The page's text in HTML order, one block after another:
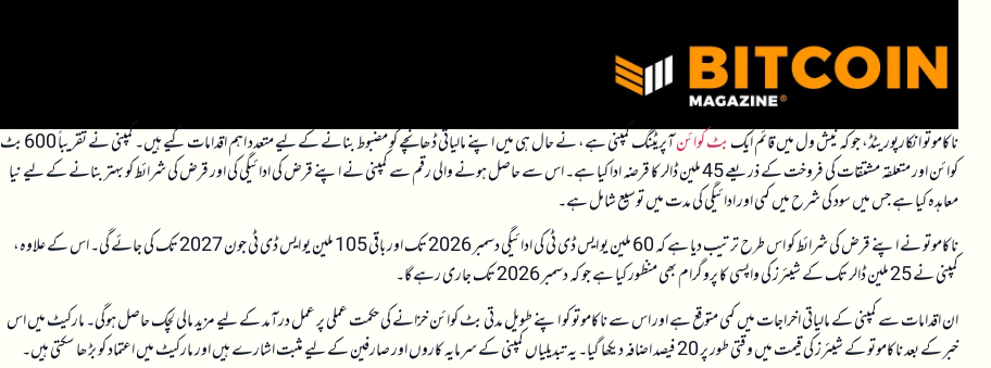
ناکاموتو انکارپوریٹڈ، جو کہ نیش ول میں قائم ایکبٹ کوائن
آپریٹنگ کمپنی ہے، نے حال ہی میں اپنے مالیاتی ڈھانچے کو مضبوط بنانے کے لیے متعدد اہم اقدامات کیے ہیں۔ کمپنی نے تقریباً 600 بٹ
کوائن اور متعلقہ مشتقات کی فروخت کے ذریعے 45 ملین ڈالر کا قرضہ ادا کیا ہے۔ اس سے حاصل ہونے والی رقم سے کمپنی نے اپنے قرض کی ادائیگی کی اور قرض کی شرائط کو بہتر بنانے کے لیے نیا
معاہدہ کیا ہے جس میں سود کی شرح میں کمی اور ادائیگی کی مدت میں توسیع شامل ہے۔
ناکاموتو نے اپنے قرض کی شرائط کو اس طرح ترتیب دیا ہے کہ 60 ملین یو ایس ڈی ٹی کی ادائیگی دسمبر 2026 تک اور باقی 105 ملین یو ایس ڈی ٹی جون 2027 تک کی جائے گی۔ اس کے علاوہ،
کمپنی نے 25 ملین ڈالر تک کے شیئرز کی واپسی کا پروگرام بھی منظور کیا ہے جو کہ دسمبر 2026 تک جاری رہے گا۔
ان اقدامات سے کمپنی کے مالیاتی اخراجات میں کمی متوقع ہے اور اس سے ناکاموتو کو اپنے طویل مدتی بٹ کوائن خزانے کی حکمت عملی پر عمل درآمد کے لیے مزید مالی لچک حاصل ہوگی۔ مارکیٹ میں اس
خبر کے بعد ناکاموتو کے شیئرز کی قیمت میں وقتی طور پر 20 فیصد اضافہ دیکھا گیا۔ یہ تبدیلیاں کمپنی کے سرمایہ کاروں اور صارفین کے لیے مثبت اشارے ہیں اور مارکیٹ میں اعتماد کو بڑھا سکتی ہیں۔